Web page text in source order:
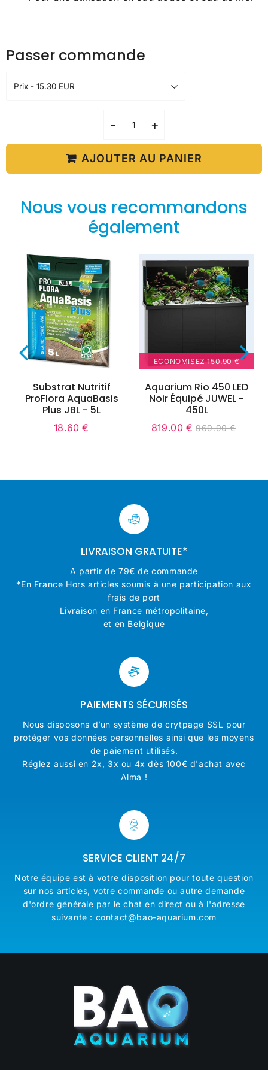
Passer commande
- +
AJOUTER AU PANIER
Nous vous recommandons
également
Substrat Nutritif
ProFlora AquaBasis
Plus JBL - 5L
Prix
18.60 €
ECONOMISEZ 150.90 €
Aquarium Rio 450 LED
Noir Équipé JUWEL -
450L
Prix
819.00 € 819.00
Prix
969.90 €
LIVRAISON GRATUITE*
A partir de 79€ de commande
*En France Hors articles soumis à une participation aux
frais de port
Livraison en France métropolitaine,
et en Belgique
PAIEMENTS SÉCURISÉS
Nous disposons d’un système de crytpage SSL pour
protéger vos données personnelles ainsi que les moyens
de paiement utilisés.
Réglez aussi en 2x, 3x ou 4x dès 100€ d'achat avec
Alma !
SERVICE CLIENT 24/7
Notre équipe est à votre disposition pour toute question
sur nos articles, votre commande ou autre demande
d'ordre générale par le chat en direct ou à l'adresse
suivante : contact@bao-aquarium.com